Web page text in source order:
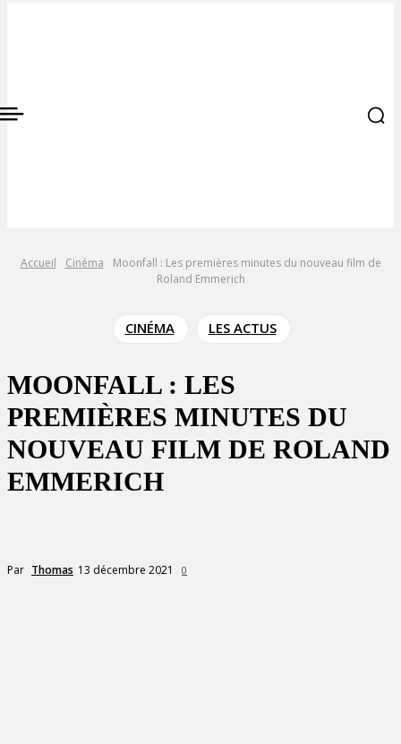
Accueil Cinéma
Moonfall : Les premières minutes du nouveau film de
Roland Emmerich
CINÉMA LES ACTUS
MOONFALL : LES
PREMIÈRES MINUTES DU
NOUVEAU FILM DE ROLAND
EMMERICH
Par Thomas 13 décembre 2021 0